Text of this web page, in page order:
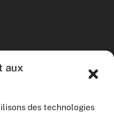
aux
des technologies